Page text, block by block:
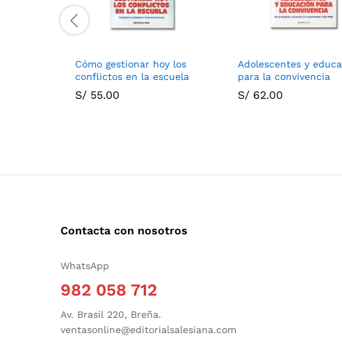
Cómo gestionar hoy los
conflictos en la escuela
S/ 55.00
Adolescentes y
para la convivencia
S/ 62.00
Contacta con nosotros
WhatsApp
982 058 712
Av. Brasil 220, Breña.
ventasonline@editorialsalesiana.com